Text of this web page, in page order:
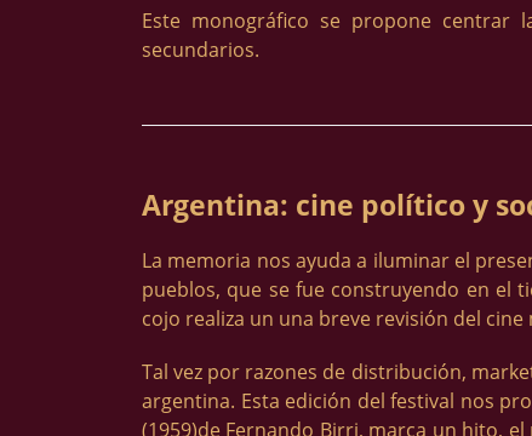
Este monográfico se propone centrar
secundarios.
Argentina: cine político y
La memoria nos ayuda a iluminar el
pueblos, que se fue construyendo en el
cojo realiza un una breve revisión del
Tal vez por razones de distribución,
argentina. Esta edición del festival nos
(1959)de Fernando Birri, marca un hito,